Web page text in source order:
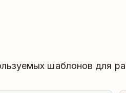
шаблонов для